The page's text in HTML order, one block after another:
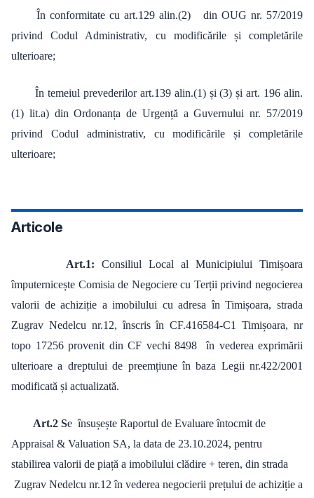
În conformitate cu art.129 alin.(2) din OUG nr. 57/2019
privind Codul Administrativ, cu modificările și completările
ulterioare;
În temeiul prevederilor art.139 alin.(1) și (3) și art. 196 alin.
(1) lit.a) din Ordonanța de Urgență a Guvernului nr. 57/2019
privind Codul administrativ, cu modificările și completările
ulterioare;
Articole
Art.1:Consiliul Local al Municipiului Timișoara
împuternicește Comisia de Negociere cu Terții privind negocierea
valorii de achiziție a imobilului cu adresa în Timișoara, strada
Zugrav Nedelcu nr.12, înscris în CF.416584-C1 Timișoara, nr
topo 17256 provenit din CF vechi 8498 în vederea exprimării
ulterioare a dreptului de preemțiune în baza Legii nr.422/2001
modificată și actualizată.
Art.2 Se însușește Raportul de Evaluare întocmit de
Appraisal & Valuation SA, la data de 23.10.2024, pentru
stabilirea valorii de piață a imobilului clădire + teren, din strada
Zugrav Nedelcu nr.12 în vederea negocierii prețului de achiziție a